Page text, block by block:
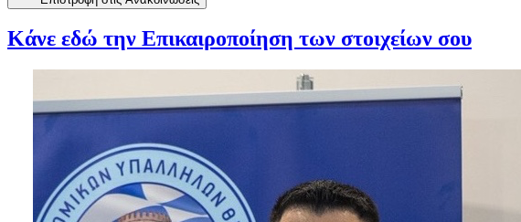
Κάνε εδώ την Επικαιροποίηση των στοιχείων σου